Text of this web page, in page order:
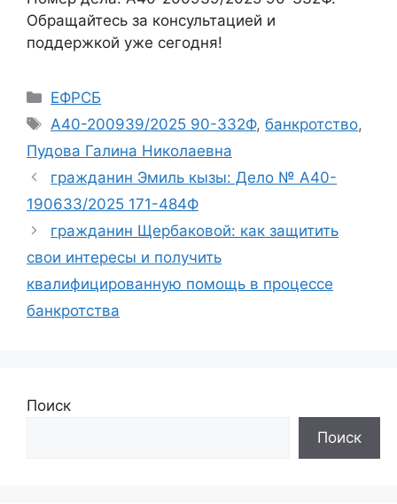
Обращайтесь за консультацией и
поддержкой уже сегодня!
Рубрики
ЕФРСБ
Метки
А40-200939/2025 90-332Ф,банкротство,
Пудова Галина Николаевна
гражданин Эмиль кызы: Дело № А40-
190633/2025 171-484Ф
гражданин Щербаковой: как защитить
свои интересы и получить
квалифицированную помощь в процессе
банкротства
Поиск
Поиск